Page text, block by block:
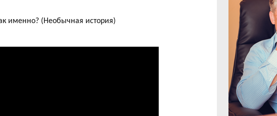
именно? (Необычная история)